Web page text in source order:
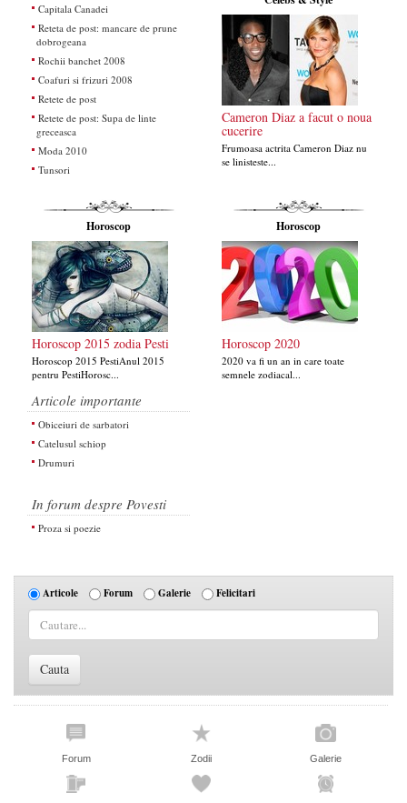
Capitala Canadei
Reteta de post: mancare de prune
dobrogeana
Rochii banchet 2008
Coafuri si frizuri 2008
Retete de post
Retete de post: Supa de linte
greceasca
Moda 2010
Tunsori
Cameron Diaz a facut o noua
cucerire
Frumoasa actrita Cameron Diaz nu
se linisteste...
Horoscop
Horoscop 2015 zodia Pesti
Horoscop 2015 PestiAnul 2015
pentru PestiHorosc...
Horoscop
Horoscop 2020
2020 va fi un an in care toate
semnele zodiacal...
Articole importante
Obiceiuri de sarbatori
Catelusul schiop
Drumuri
In forum despre Povesti
Proza si poezie
Articole Forum Galerie Felicitari
Forum Zodii Galerie